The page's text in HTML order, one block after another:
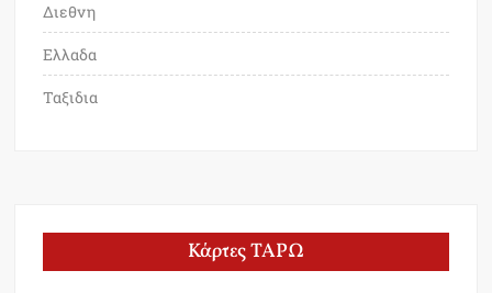
Διεθνη
Ελλαδα
Ταξιδια
Κάρτες ΤΑΡΩ